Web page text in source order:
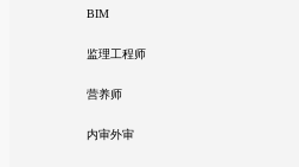
BIM
监理工程师
营养师
内审外审